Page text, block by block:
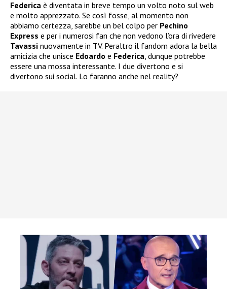
Federica è diventata in breve tempo un volto noto sul web
e molto apprezzato. Se così fosse, al momento non
abbiamo certezza, sarebbe un bel colpo per Pechino
Express e per i numerosi fan che non vedono l’ora di rivedere
Tavassi nuovamente in TV. Peraltro il fandom adora la bella
amicizia che unisce Edoardo e Federica , dunque potrebbe
essere una mossa interessante. I due divertono e si
divertono sui social. Lo faranno anche nel reality?